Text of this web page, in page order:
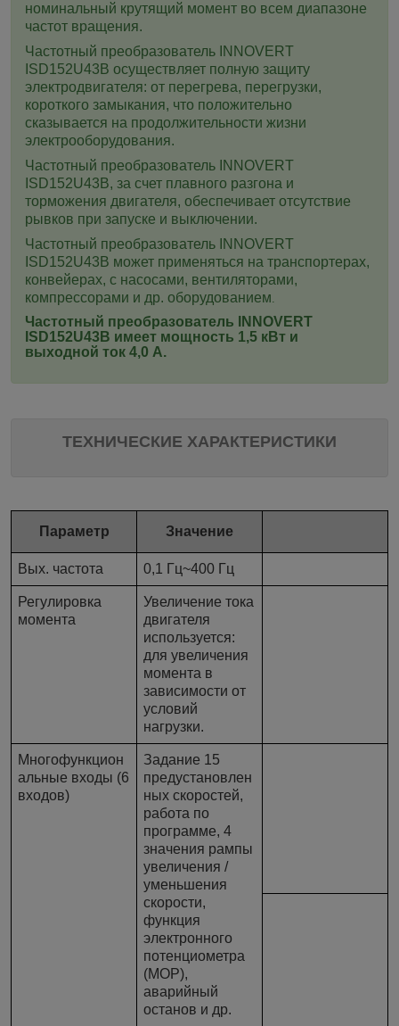
номинальный крутящий момент во всем диапазоне
частот вращения.
Частотный преобразователь INNOVERT
ISD152U43B осуществляет полную защиту
электродвигателя: от перегрева, перегрузки,
короткого замыкания, что положительно
сказывается на продолжительности жизни
электрооборудования.
Частотный преобразователь INNOVERT
ISD152U43B, за счет плавного разгона и
торможения двигателя, обеспечивает отсутствие
рывков при запуске и выключении.
Частотный преобразователь INNOVERT
ISD152U43B может применяться на транспортерах,
конвейерах, с насосами, вентиляторами,
компрессорами и др. оборудованием.
Частотный преобразователь INNOVERT
ISD152U43B имеет мощность 1,5 кВт и
выходной ток 4,0 А.
ТЕХНИЧЕСКИЕ ХАРАКТЕРИСТИКИ
Параметр Значение
Вых. частота 0,1 Гц~400 Гц
Регулировка
момента
Увеличение тока
двигателя
используется:
для увеличения
момента в
зависимости от
условий
нагрузки.
Многофункцион
альные входы (6
входов)
Задание 15
предустановлен
ных скоростей,
работа по
программе, 4
значения рампы
увеличения /
уменьшения
скорости,
функция
электронного
потенциометра
(MOP),
аварийный
останов и др.